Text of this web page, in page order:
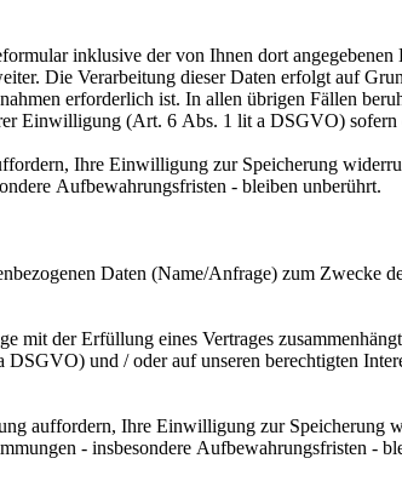
inklusive der von Ihnen dort
Die Verarbeitung dieser Daten erfolgt auf
erforderlich ist. In allen übrigen Fällen
Einwilligung (Art. 6 Abs. 1 lit a DSGVO) sofern
Ihre Einwilligung zur Speicherung
Aufbewahrungsfristen - bleiben unberührt.
Daten (Name/Anfrage) zum Zwecke
der Erfüllung eines Vertrages
und / oder auf unseren berechtigten
auffordern, Ihre Einwilligung zur Speicherung
- insbesondere Aufbewahrungsfristen -